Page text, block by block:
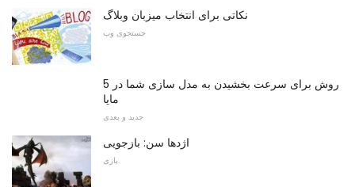
نکاتی برای انتخاب میزبان وبلاگ
جستجوی وب
5 روش برای سرعت بخشیدن به مدل سازی شما در
مایا
جدید و بعدی
اژدها سن: بازجویی
بازی